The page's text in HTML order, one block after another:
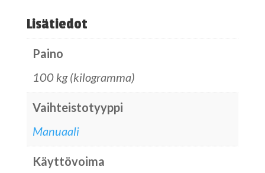
Lisätiedot
Paino
100 kg (kilogramma)
Vaihteistotyyppi
Manuaali
Käyttövoima